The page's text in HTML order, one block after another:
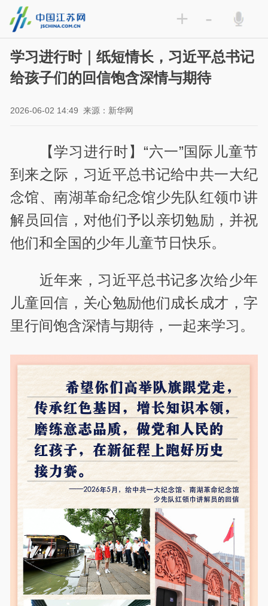
+ -
学习进行时｜纸短情长，习近平总书记
给孩子们的回信饱含深情与期待
2026-06-02 14:49 来源：新华网
【学习进行时】“六一”国际儿童节
到来之际，习近平总书记给中共一大纪
念馆、南湖革命纪念馆少先队红领巾讲
解员回信，对他们予以亲切勉励，并祝
他们和全国的少年儿童节日快乐。
近年来，习近平总书记多次给少年
儿童回信，关心勉励他们成长成才，字
里行间饱含深情与期待，一起来学习。